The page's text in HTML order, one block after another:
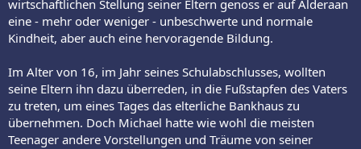
wirtschaftlichen Stellung seiner Eltern genoss er auf Alderaan
eine - mehr oder weniger - unbeschwerte und normale
Kindheit, aber auch eine hervoragende Bildung.
Im Alter von 16, im Jahr seines Schulabschlusses, wollten
seine Eltern ihn dazu überreden, in die Fußstapfen des Vaters
zu treten, um eines Tages das elterliche Bankhaus zu
übernehmen. Doch Michael hatte wie wohl die meisten
Teenager andere Vorstellungen und Träume von seiner